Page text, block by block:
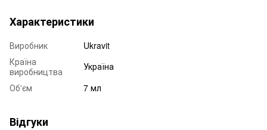
Характеристики
Виробник
Ukravit
Країна
виробництва
Україна
Об'єм
7 мл
Відгуки